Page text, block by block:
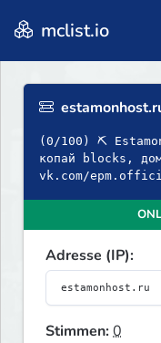
mclist.io
(0/100) ⛏
копай blocks,
vk.com/
Adresse (IP):
Stimmen:0